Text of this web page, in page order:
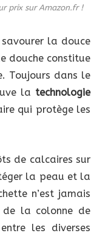
prix sur Amazon.fr !
la douce
douche constitue
Toujours dans le
la technologie
qui protège les
de calcaires sur
la peau et la
n’est jamais
de la colonne de
les diverses